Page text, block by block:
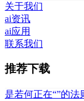
关于我们
ai资讯
ai应用
联系我们
推荐下载
是若何正在“”的法